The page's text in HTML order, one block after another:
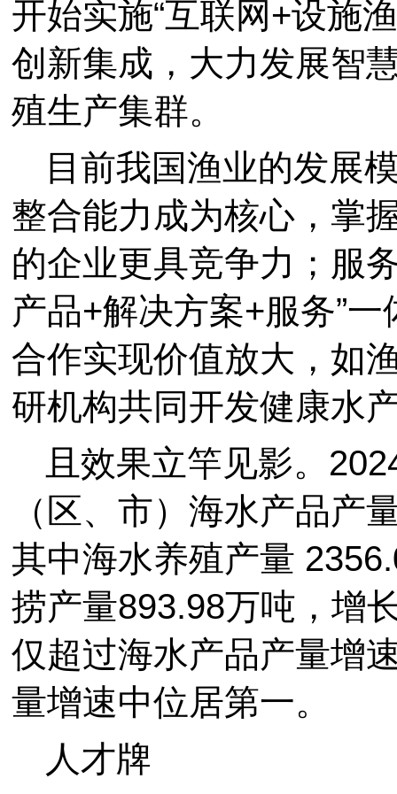
开始实施“互联网+设施
创新集成，大力发展智
殖生产集群。
目前我国渔业的发展
整合能力成为核心，掌
的企业更具竞争力；服
产品+解决方案+服务”
合作实现价值放大，如
研机构共同开发健康水
且效果立竿见影。
（区、市）海水产品产
其中海水养殖产量
捞产量893.98万吨，增
仅超过海水产品产量增
量增速中位居第一。
人才牌